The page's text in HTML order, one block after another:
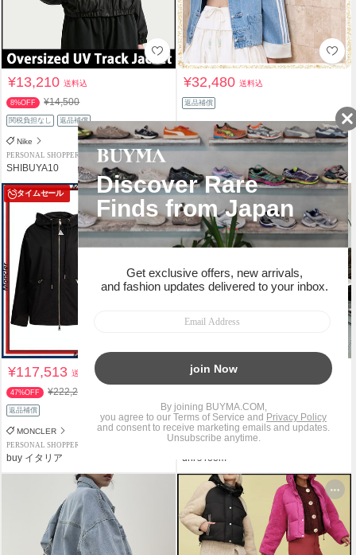
¥13,210送料込
8%OFF ¥14,500
関税負担なし 返品補償
Nike
PERSONAL SHOPPER
SHIBUYA10
¥32,480送料込
返品補償
adidas
cocoarium
タイムセール
¥117,513送料込
47%OFF ¥222,200
返品補償
MONCLER
PERSONAL SHOPPER
buy イタリア
¥15,060
PREMIUM PERSONAL SHOPPER
uni's room